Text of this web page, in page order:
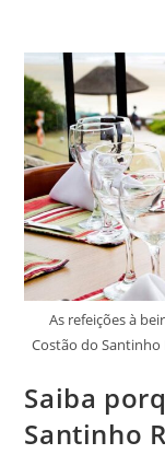
As refeições à
Costão do Santinho
Saiba
Santinho